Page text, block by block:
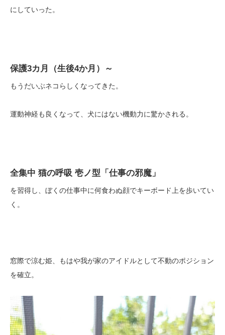
にしていった。
保護3カ月（生後4か月）～
もうだいぶネコらしくなってきた。
運動神経も良くなって、犬にはない機動力に驚かされる。
全集中 猫の呼吸 壱ノ型「仕事の邪魔」
を習得し、ぼくの仕事中に何食わぬ顔でキーボード上を歩いてい
く。
窓際で涼む姫、もはや我が家のアイドルとして不動のポジション
を確立。